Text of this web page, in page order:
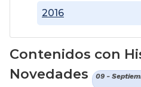
2016
Contenidos con
Novedades
09 -